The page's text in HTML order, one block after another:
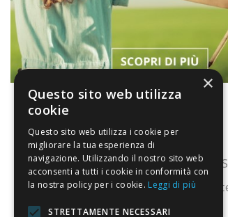
La nostra convenienza
Il risparmio che fa ambiente
Il nostro manifesto
Il blog
Chi
×
Questo sito web utilizza
cookie
Questo sito web utilizza i cookie per
migliorare la tua esperienza di
navigazione. Utilizzando il nostro sito web
acconsenti a tutti i cookie in conformità con
la nostra policy per i cookie. Leggi di più
STRETTAMENTE NECESSARI